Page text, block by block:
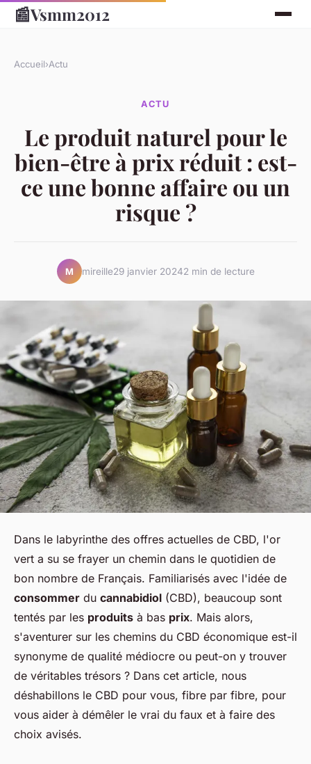
📰Vsmm2012
Accueil›Actu
ACTU
Le produit naturel pour le
bien-être à prix réduit : est-
ce une bonne affaire ou un
risque ?
M mireille29 janvier 20242 min de lecture
Dans le labyrinthe des offres actuelles de CBD, l'or
vert a su se frayer un chemin dans le quotidien de
bon nombre de Français. Familiarisés avec l'idée de
consommer du cannabidiol (CBD), beaucoup sont
tentés par les produits à bas prix. Mais alors,
s'aventurer sur les chemins du CBD économique est-il
synonyme de qualité médiocre ou peut-on y trouver
de véritables trésors ? Dans cet article, nous
déshabillons le CBD pour vous, fibre par fibre, pour
vous aider à démêler le vrai du faux et à faire des
choix avisés.